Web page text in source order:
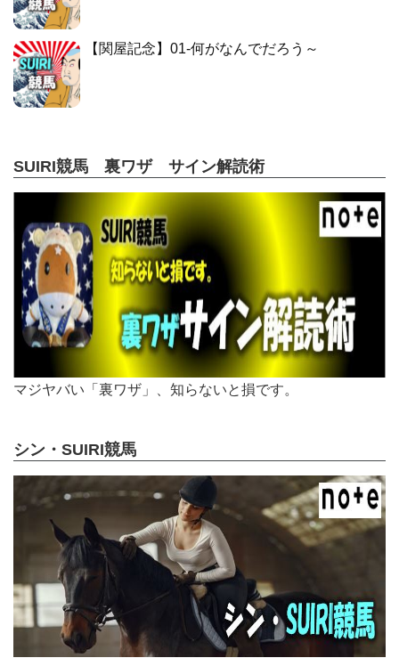
【関屋記念】01-何がなんでだろう～
SUIRI競馬 裏ワザ サイン解読術
マジヤバい「裏ワザ」、知らないと損です。
シン・SUIRI競馬